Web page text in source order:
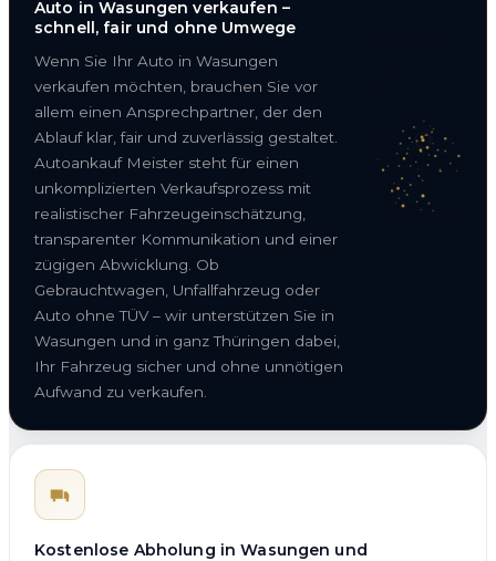
Auto in Wasungen verkaufen –
schnell, fair und ohne Umwege
Wenn Sie Ihr Auto in Wasungen
verkaufen möchten, brauchen Sie vor
allem einen Ansprechpartner, der den
Ablauf klar, fair und zuverlässig gestaltet.
Autoankauf Meister steht für einen
unkomplizierten Verkaufsprozess mit
realistischer Fahrzeugeinschätzung,
transparenter Kommunikation und einer
zügigen Abwicklung. Ob
Gebrauchtwagen, Unfallfahrzeug oder
Auto ohne TÜV – wir unterstützen Sie in
Wasungen und in ganz Thüringen dabei,
Ihr Fahrzeug sicher und ohne unnötigen
Aufwand zu verkaufen.
Kostenlose Abholung in Wasungen und